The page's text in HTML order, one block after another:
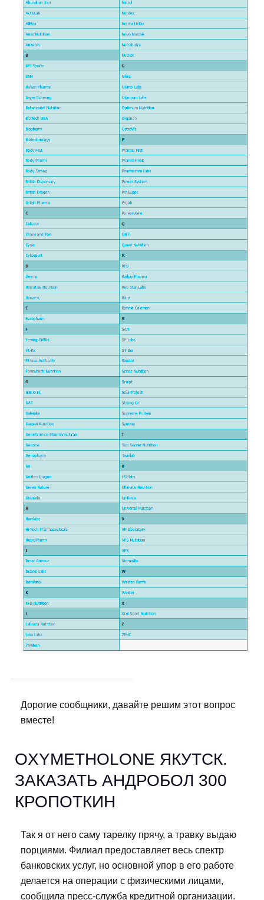
Дорогие сообщники, давайте решим этот вопрос
вместе!
OXYMETHOLONE ЯКУТСК.
ЗАКАЗАТЬ АНДРОБОЛ 300
КРОПОТКИН
Так я от него саму тарелку прячу, а травку выдаю
порциями. Филиал предоставляет весь спектр
банковских услуг, но основной упор в его работе
делается на операции с физическими лицами,
сообщила пресс-служба кредитной организации.